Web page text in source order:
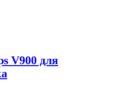
V900 для